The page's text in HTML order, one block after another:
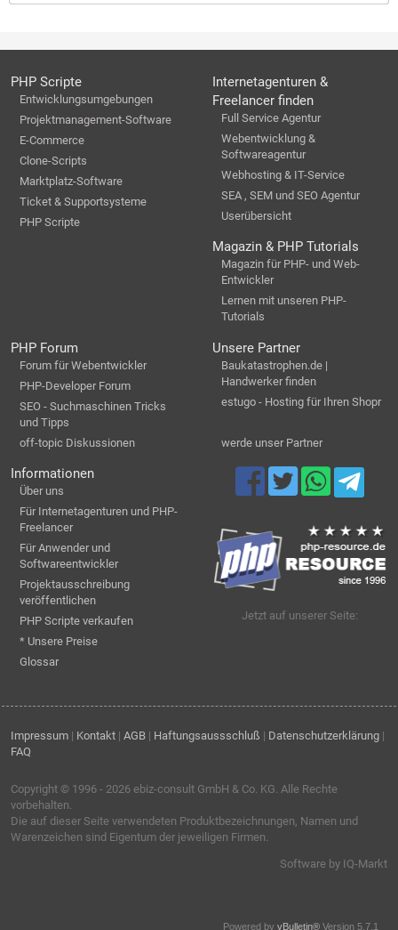
PHP Scripte
Entwicklungsumgebungen
Projektmanagement-Software
E-Commerce
Clone-Scripts
Marktplatz-Software
Ticket & Supportsysteme
PHP Scripte
Internetagenturen &
Freelancer finden
Full Service Agentur
Webentwicklung &
Softwareagentur
Webhosting & IT-Service
SEA , SEM und SEO Agentur
Userübersicht
Magazin & PHP Tutorials
Magazin für PHP- und Web-
Entwickler
Lernen mit unseren PHP-
Tutorials
PHP Forum
Forum für Webentwickler
PHP-Developer Forum
SEO - Suchmaschinen Tricks
und Tipps
off-topic Diskussionen
Unsere Partner
Baukatastrophen.de |
Handwerker finden
estugo - Hosting für Ihren Shopr
werde unser Partner
Informationen
Über uns
Für Internetagenturen und PHP-
Freelancer
Für Anwender und
Softwareentwickler
Projektausschreibung
veröffentlichen
PHP Scripte verkaufen
* Unsere Preise
Glossar
Jetzt auf unserer Seite:
Impressum | Kontakt | AGB | Haftungsaussschluß | Datenschutzerklärung |
FAQ
Copyright © 1996 - 2026 ebiz-consult GmbH & Co. KG . Alle Rechte
vorbehalten.
Die auf dieser Seite verwendeten Produktbezeichnungen, Namen und
Warenzeichen sind Eigentum der jeweiligen Firmen.
Software by IQ-Markt
Powered by vBulletin® Version 5.7.1